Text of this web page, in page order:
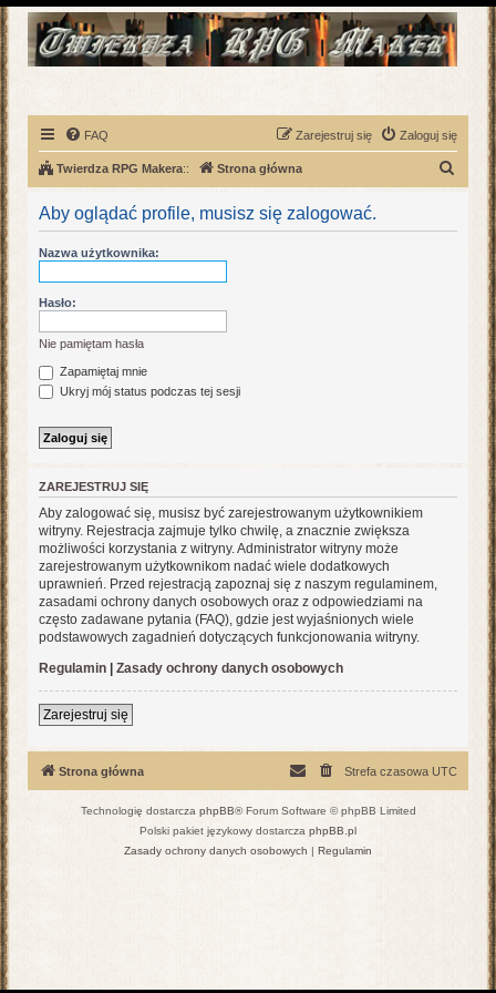
FAQ Zaloguj się
Zarejestruj się
Twierdza RPG Makera:: Strona główna
Aby oglądać profile, musisz się zalogować.
Nazwa użytkownika:
Hasło:
Nie pamiętam hasła
Zapamiętaj mnie
Ukryj mój status podczas tej sesji
ZAREJESTRUJ SIĘ
Aby zalogować się, musisz być zarejestrowanym użytkownikiem
witryny. Rejestracja zajmuje tylko chwilę, a znacznie zwiększa
możliwości korzystania z witryny. Administrator witryny może
zarejestrowanym użytkownikom nadać wiele dodatkowych
uprawnień. Przed rejestracją zapoznaj się z naszym regulaminem,
zasadami ochrony danych osobowych oraz z odpowiedziami na
często zadawane pytania (FAQ), gdzie jest wyjaśnionych wiele
podstawowych zagadnień dotyczących funkcjonowania witryny.
Regulamin | Zasady ochrony danych osobowych
Zarejestruj się
Strona główna Strefa czasowa UTC
Technologię dostarcza phpBB® Forum Software © phpBB Limited
Polski pakiet językowy dostarcza phpBB.pl
Zasady ochrony danych osobowych | Regulamin